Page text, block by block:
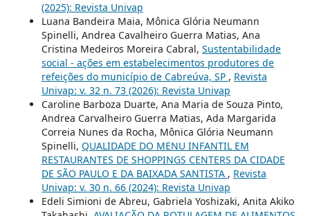
(2025): Revista Univap
Luana Bandeira Maia, Mônica Glória Neumann
Spinelli, Andrea Cavalheiro Guerra Matias, Ana
Cristina Medeiros Moreira Cabral, Sustentabilidade
social - ações em estabelecimentos produtores de
refeições do município de Cabreúva, SP , Revista
Univap: v. 32 n. 73 (2026): Revista Univap
Caroline Barboza Duarte, Ana Maria de Souza Pinto,
Andrea Carvalheiro Guerra Matias, Ada Margarida
Correia Nunes da Rocha, Mônica Glória Neumann
Spinelli, QUALIDADE DO MENU INFANTIL EM
RESTAURANTES DE SHOPPINGS CENTERS DA CIDADE
DE SÃO PAULO E DA BAIXADA SANTISTA , Revista
Univap: v. 30 n. 66 (2024): Revista Univap
Edeli Simioni de Abreu, Gabriela Yoshizaki, Anita Akiko